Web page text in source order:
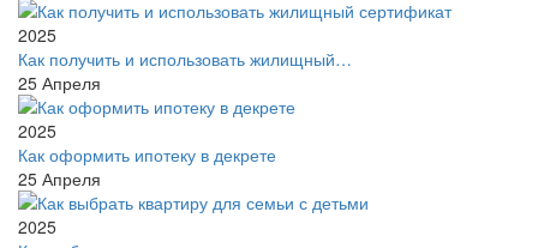
2025
Как получить и использовать жилищный…
25 Апреля
2025
Как оформить ипотеку в декрете
25 Апреля
2025